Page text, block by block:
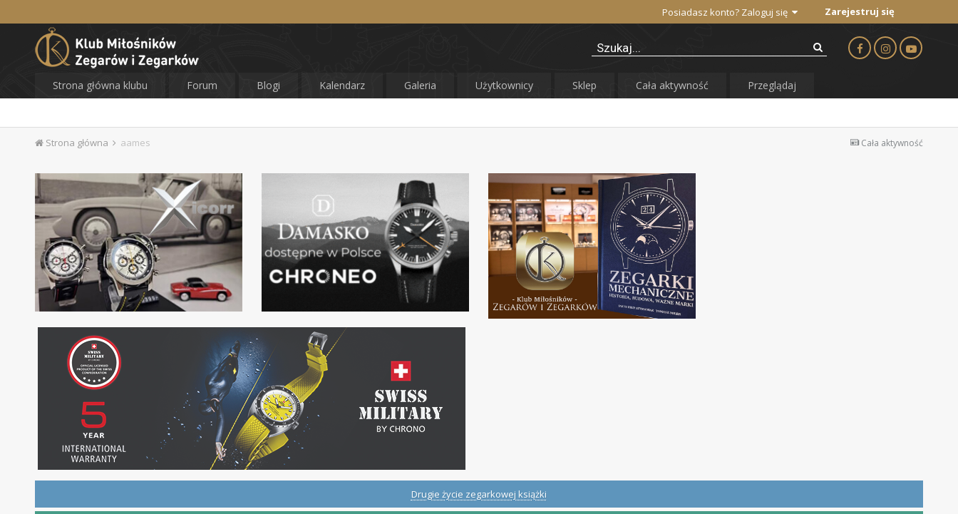
Posiadasz konto? Zaloguj się Zarejestruj się
Strona główna klubu Forum Blogi Kalendarz Galeria Użytkownicy Sklep Cała aktywność Przeglądaj
Cała aktywność
Strona główna aames
Drugie życie zegarkowej książki